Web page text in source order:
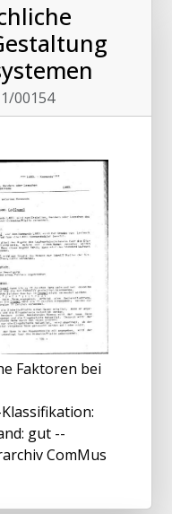
00154
Faktoren bei
gut --
ComMus